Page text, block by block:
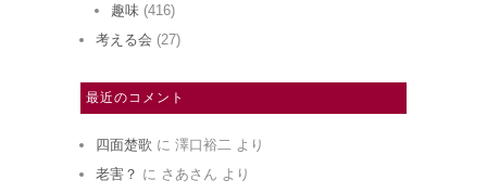
趣味 (416)
考える会 (27)
最近のコメント
四面楚歌 に 澤口裕二 より
老害？ に さあさん より